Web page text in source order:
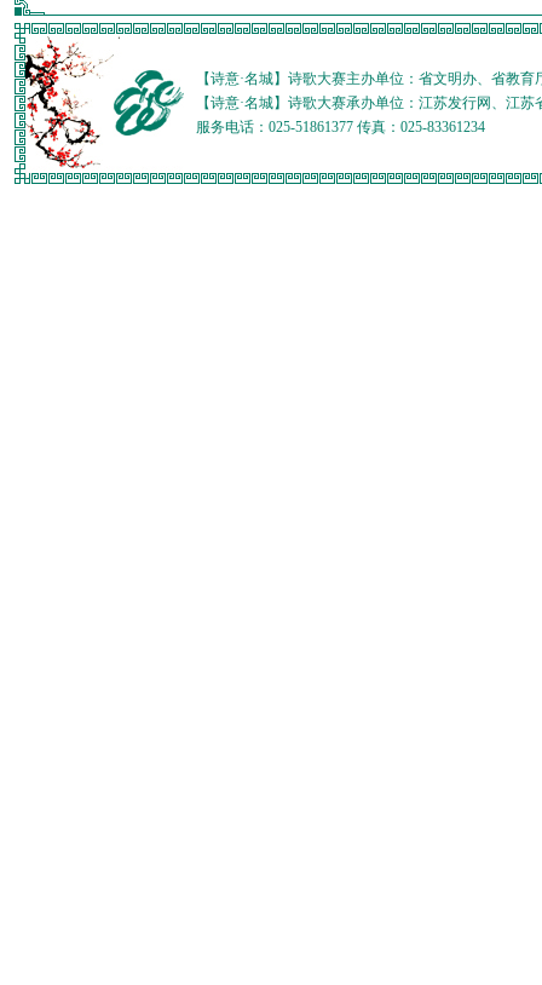
【诗意·名城】诗歌大赛主办单位：省文明办、省教
【诗意·名城】诗歌大赛承办单位：江苏发行网、江
服务电话：025-51861377 传真：025-83361234